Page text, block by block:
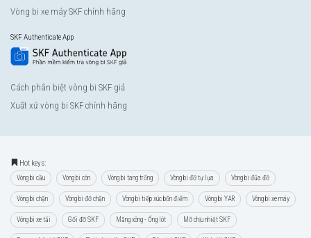
Vòng bi xe máy SKF chính hãng
SKF Authenticate App
Cách phân biệt vòng bi SKF giả
Xuất xứ vòng bi SKF chính hãng
Hot keys:
Vòng bi cầu Vòng bi côn Vòng bi tang trống Vòng bi đỡ tự lựa Vòng bi đũa đỡ
Vòng bi chặn Vòng bi đỡ chặn Vòng bi tiếp xúc bốn điểm Vòng bi YAR Vòng bi xe máy
Vòng bi xe tải Gối đỡ SKF Măng xông - Ống lót Mỡ chịu nhiệt SKF